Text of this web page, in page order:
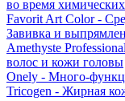
во время
Favorit Art Color -
Завивка и
Amethyste
волос и кожи головы
Onely - Много-
Tricogen - Жирная